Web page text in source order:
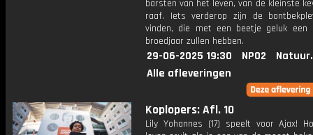
barsten van het leven, van de kleinste
raaf. Iets verderop zijn de
vinden, die met een beetje geluk een
broedjaar zullen hebben.
29-06-2025 19:30 NPO2
Alle afleveringen
Koplopers: Afl. 10
Lily Yohannes (17) speelt voor Ajax!